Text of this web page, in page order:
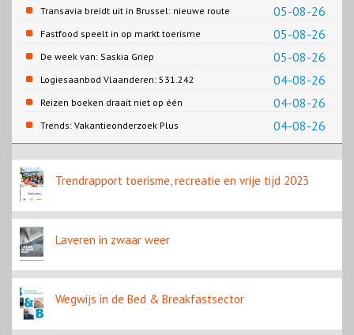
Gemeente Emmen
05-08-26
Transavia breidt uit in Brussel: nieuwe route
naar Porto
05-08-26
Fastfood speelt in op markt toerisme
05-08-26
De week van: Saskia Griep
04-08-26
Logiesaanbod Vlaanderen: 531.242
slaapplaatsen
04-08-26
Reizen boeken draait niet op één
contentbron
04-08-26
Trends: Vakantieonderzoek Plus
Trendrapport toerisme, recreatie en vrije tijd 2023
Laveren in zwaar weer
Wegwijs in de Bed & Breakfastsector